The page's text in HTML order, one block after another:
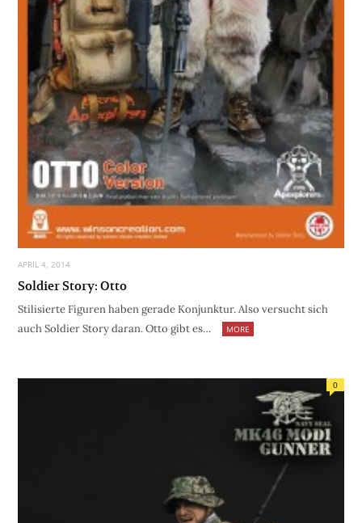
APRIL 4, 2014
Soldier Story: Otto
Stilisierte Figuren haben gerade Konjunktur. Also versucht sich
auch Soldier Story daran. Otto gibt es…
MORE
0